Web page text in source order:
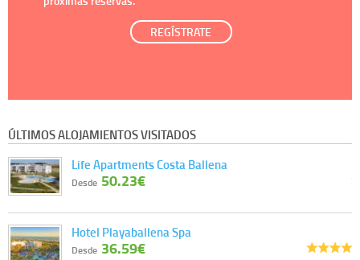
REGÍSTRATE
ÚLTIMOS ALOJAMIENTOS VISITADOS
Life Apartments Costa Ballena
Desde 50.23€
Hotel Playaballena Spa
Desde 36.59€